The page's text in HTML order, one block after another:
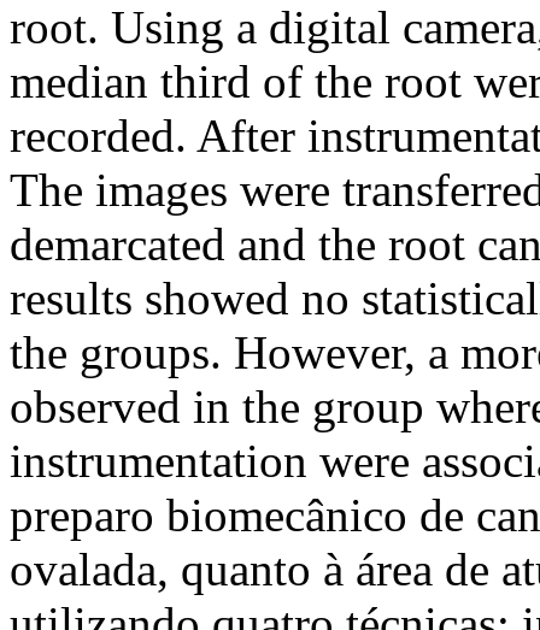
root. Using a digital
median third of the root
recorded. After
The images were
demarcated and the root
results showed no
the groups. However, a
observed in the group
instrumentation were
preparo biomecânico de
ovalada, quanto à área de